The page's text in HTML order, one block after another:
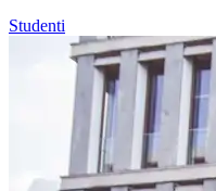
Studenti